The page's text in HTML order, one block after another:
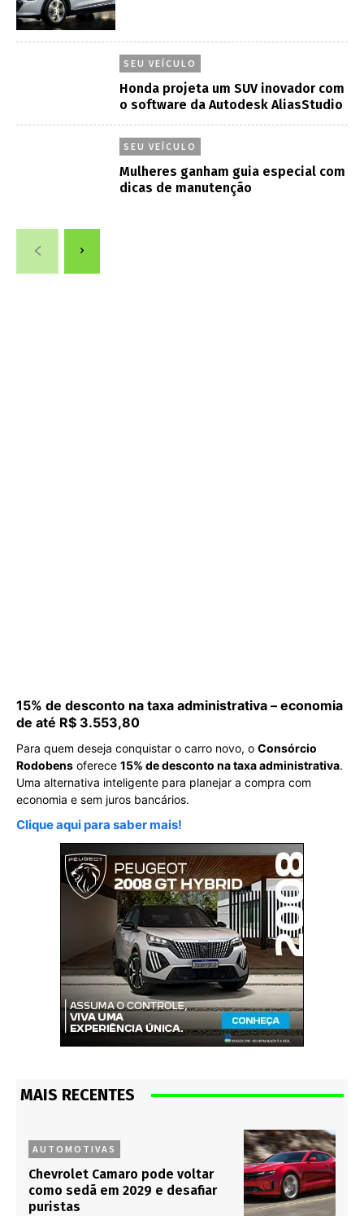
SEU VEÍCULO
Honda projeta um SUV inovador com
o software da Autodesk AliasStudio
SEU VEÍCULO
Mulheres ganham guia especial com
dicas de manutenção
15% de desconto na taxa administrativa – economia
de até R$ 3.553,80
Para quem deseja conquistar o carro novo, o Consórcio
Rodobens oferece 15% de desconto na taxa administrativa.
Uma alternativa inteligente para planejar a compra com
economia e sem juros bancários.
Clique aqui para saber mais!
MAIS RECENTES
AUTOMOTIVAS
Chevrolet Camaro pode voltar
como sedã em 2029 e desafiar
puristas